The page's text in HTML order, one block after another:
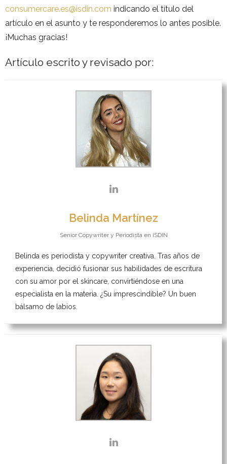
consumercare.es@isdin.com indicando el título del
artículo en el asunto y te responderemos lo antes posible.
¡Muchas gracias!
Artículo escrito y revisado por:
Belinda Martínez
Senior Copywriter y Periodista en ISDIN
Belinda es periodista y copywriter creativa. Tras años de
experiencia, decidió fusionar sus habilidades de escritura
con su amor por el skincare, convirtiéndose en una
especialista en la materia. ¿Su imprescindible? Un buen
bálsamo de labios.